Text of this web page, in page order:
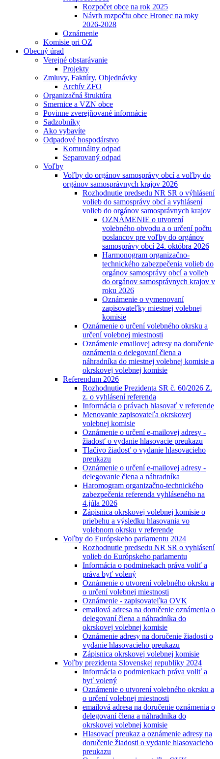
Rozpočet obce na rok 2025
Návrh rozpočtu obce Hronec na roky
2026-2028
Oznámenie
Komisie pri OZ
Obecný úrad
Verejné obstarávanie
Projekty
Zmluvy, Faktúry, Objednávky
Archív ZFO
Organizačná štruktúra
Smernice a VZN obce
Povinne zverejňované informácie
Sadzobníky
Ako vybavíte
Odpadové hospodárstvo
Komunálny odpad
Separovaný odpad
Voľby
Voľby do orgánov samosprávy obcí a voľby do
orgánov samosprávnych krajov 2026
Rozhodnutie predsedu NR SR o výhlásení
volieb do samosprávy obcí a vyhlásení
volieb do orgánov samosprávnych krajov
OZNÁMENIE o utvorení
volebného obvodu a o určení počtu
poslancov pre voľby do orgánov
samosprávy obcí 24. októbra 2026
Harmonogram organizačno-
technického zabezpečenia volieb do
orgánov samosprávy obcí a volieb
do orgánov samosprávnych krajov v
roku 2026
Oznámenie o vymenovaní
zapisovateľky miestnej volebnej
komisie
Oznámenie o určení volebného okrsku a
určení volebnej miestnosti
Oznámenie emailovej adresy na doručenie
oznámenia o delegovaní člena a
náhradníka do miestnej volebnej komisie a
okrskovej volebnej komisie
Referendum 2026
Rozhodnutie Prezidenta SR č. 60/2026 Z.
z. o vyhlásení referenda
Informácia o právach hlasovať v referende
Menovanie zapisovateľa okrskovej
volebnej komisie
Oznámenie o určení e-mailovej adresy -
žiadosť o vydanie hlasovacie preukazu
Tlačivo žiadosť o vydanie hlasovacieho
preukazu
Oznámenie o určení e-mailovej adresy -
delegovanie člena a náhradníka
Haromogram organizačno-technického
zabezpečenia referenda vyhláseného na
4.júla 2026
Zápisnica okrskovej volebnej komisie o
priebehu a výsledku hlasovania vo
volebnom okrsku v referende
Voľby do Európskeho parlamentu 2024
Rozhodnutie predsedu NR SR o vyhlásení
volieb do Európskeho parlamentu
Informácia o podminekach práva voliť a
práva byť volený
Oznámenie o utvorení volebného okrsku a
o určení volebnej miestnosti
Oznámenie - zapisovateľka OVK
emailová adresa na doručenie oznámenia o
delegovaní člena a náhradníka do
okrskovej volebnej komisie
Oznámenie adresy na doručenie žiadosti o
vydanie hlasovacieho preukazu
Zápisnica okrskovej volebnej komisie
Voľby prezidenta Slovenskej republiky 2024
Informácia o podmienkach práva voliť a
byť volený
Oznámenie o utvorení volebného okrsku a
o určení volebnej miestnosti
emailová adresa na doručenie oznámenia o
delegovaní člena a náhradníka do
okrskovej volebnej komisie
Hlasovací preukaz a oznámenie adresy na
doručenie žiadosti o vydanie hlasovacieho
preukazu